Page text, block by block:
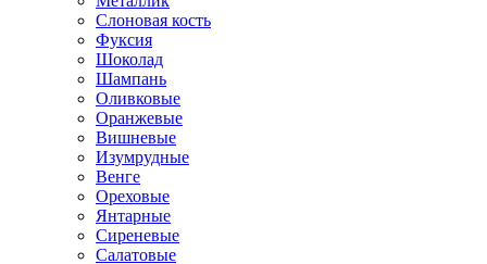
Слоновая кость
Фуксия
Шоколад
Шампань
Оливковые
Оранжевые
Вишневые
Изумрудные
Венге
Ореховые
Янтарные
Сиреневые
Салатовые